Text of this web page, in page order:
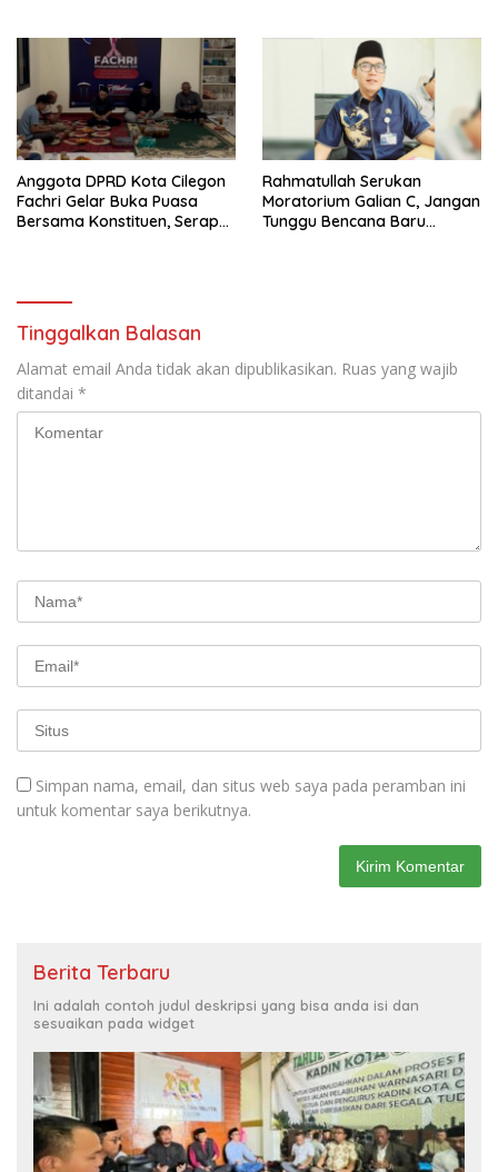
Anggota DPRD Kota Cilegon
Fachri Gelar Buka Puasa
Bersama Konstituen, Serap
Rahmatullah Serukan
Moratorium Galian C, Jangan
Tunggu Bencana Baru
Tinggalkan Balasan
Alamat email Anda tidak akan dipublikasikan. Ruas yang wajib
ditandai *
Simpan nama, email, dan situs web saya pada peramban ini
untuk komentar saya berikutnya.
Berita Terbaru
Ini adalah contoh judul deskripsi yang bisa anda isi dan
sesuaikan pada widget